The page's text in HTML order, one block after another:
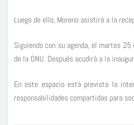
Luego de ello, Moreno asistirá a la
Siguiendo con su agenda, el martes
de la ONU. Después acudirá a la
En este espacio está prevista la
responsabilidades compartidas para